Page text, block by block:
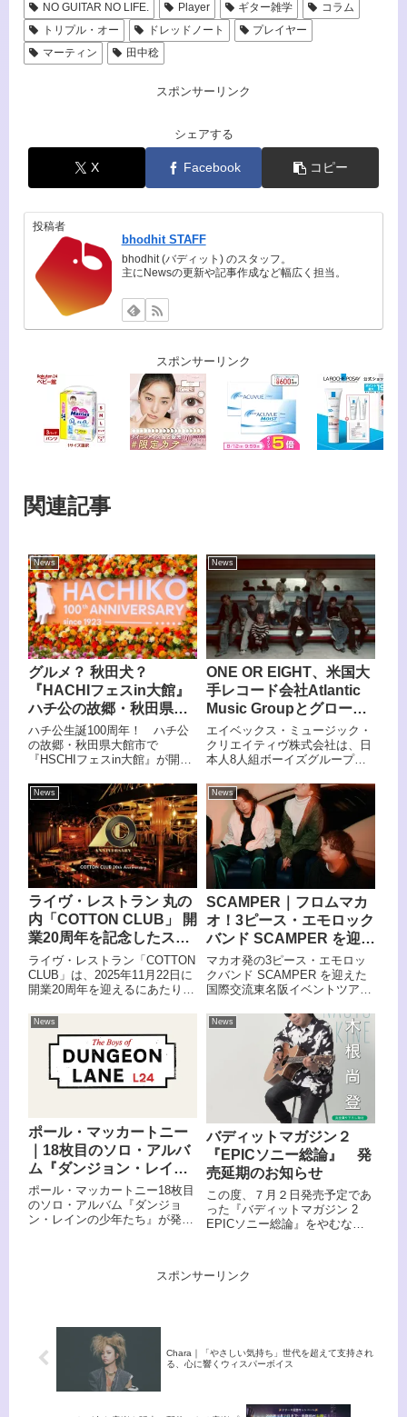
NO GUITAR NO LIFE.
Player ギター雑学
コラム
トリプル・オー
ドレッドノート
プレイヤー
マーティン
田中稔
スポンサーリンク
シェアする
X Facebook コピー
投稿者
bhodhit STAFF
bhodhit (バディット) のスタッフ。
主にNewsの更新や記事作成など幅広く担当。
スポンサーリンク
関連記事
News
グルメ？ 秋田犬？
『HACHIフェスin大館』
ハチ公の故郷・秋田県大
館市の魅力！
ハチ公生誕100周年！ ハチ公
の故郷・秋田県大館市で
『HSCHIフェスin大館』が開催
『大館市』のグルメ＆秋田犬と
のふれあいができる温泉宿…魅
力スポットのご紹介とともに、
イベントのレポートをお届けし
ます！
News
ONE OR EIGHT、米国大
手レコード会社Atlantic
Music Groupとグローバ
ルメジャー契約を締結！
昨年デビューした注目の
日本人8人組ボーイズグル
ープ
エイベックス・ミュージック・
クリエイティヴ株式会社は、日
本人8人組ボーイズグループ・
Music Groupと5月27日にグロー
バルメジャー契約を締結したこ
とを発表した。同社はWarner
Music Group傘下で、Bruno
Mars、Ed Sheeranなどの世界
的に著名なアーティストやヒッ
ト曲を数多く輩出してきた米国
の大手レコード会社である。
News
ライヴ・レストラン 丸の
内「COTTON CLUB」 開
業20周年を記念したスペ
シャル企画がスタート
ライヴ・レストラン「COTTON
CLUB」は、2025年11月22日に
開業20周年を迎えるにあたり、
レーション企画がスタートする
ことを発表した。
News
SCAMPER｜フロムマカ
オ！3ピース・エモロック
バンド SCAMPER を迎え
た国際交流イベントツア
ー決定
マカオ発の3ピース・エモロッ
クバンド SCAMPER を迎えた
国際交流東名阪イベントツアー
News
ポール・マッカートニー
｜18枚目のソロ・アルバ
ム『ダンジョン・レイン
の少年たち』 リリース
ポール・マッカートニー18枚目
のソロ・アルバム『ダンジョ
ン・レインの少年たち』が発売
Amazon.co.jp限定盤のホワイト
News
バディットマガジン２
『EPICソニー総論』 発
売延期のお知らせ
この度、７月２日発売予定であ
った『バディットマガジン 2
EPICソニー総論』をやむなく
いているお客様には、延期とな
ること、深くお詫び申し上げま
スポンサーリンク
Chara｜「やさしい気持ち」世代を超えて支持され
る、心に響くウィスパーボイス